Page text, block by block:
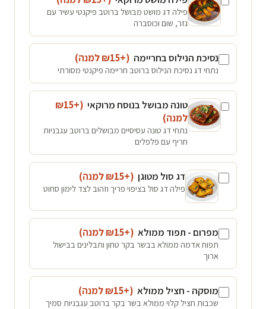
פילה דג מושט מבושל ברוטב פיקנטי עשיר עם
גזר, שום וכוסברה
נסיכת הנילוס בחריימה (+₪
15 למנה)
נתחי דג נסיכת הנילוס ברוטב חריימה פיקנטי מסורתי
טונה מבושל בנוסח מרוקאי (+₪
15
למנה)
נתחי דג טונה עסיסיים מבושלים ברוטב עגבניות
חריף עם פלפלים
דג סול מטוגן (+₪
15 למנה)
פילה דג סול בציפוי פריך וזהוב לצד לימון סחוט
מפרום - תפוד ממולא (+₪
15 למנה)
תפוח אדמה ממולא בבשר בקר טחון ותבלינים בבישול
ארוך
מוסקה - חציל ממולא (+₪
15 למנה)
שכבות חציל קלוי ממולא בשר בקר ברוטב עגבניות סמיך